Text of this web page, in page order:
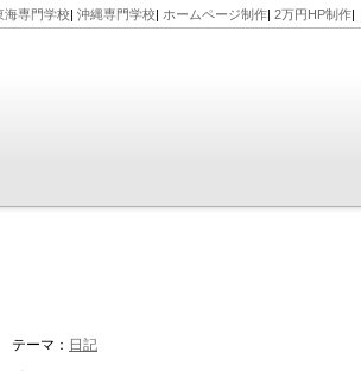
海専門学校| 沖縄専門学校| ホームページ制作| 2万円HP制作|
テーマ： 日記